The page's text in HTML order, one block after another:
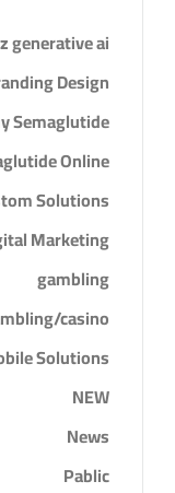
generative ai
Design
Semaglutide
Online
Solutions
Marketing
gambling
casino
Solutions
NEW
News
Pablic